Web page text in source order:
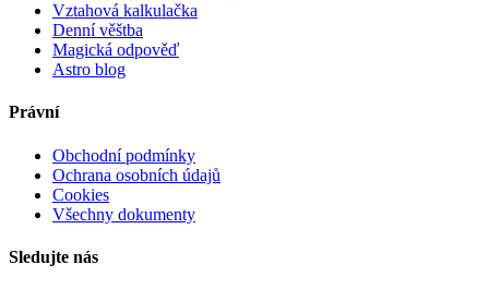
Vztahová kalkulačka
Denní věštba
Magická odpověď
Astro blog
Právní
Obchodní podmínky
Ochrana osobních údajů
Cookies
Všechny dokumenty
Sledujte nás